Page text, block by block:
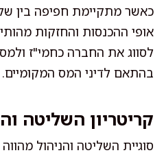
כאשר מתקיימת חפיפה בין
אופי ההכנסות והחזקות
לסווג את החברה כחמי"ז
בהתאם לדיני המס המקומיים.
קריטריון השליטה
סוגיית השליטה והניהול